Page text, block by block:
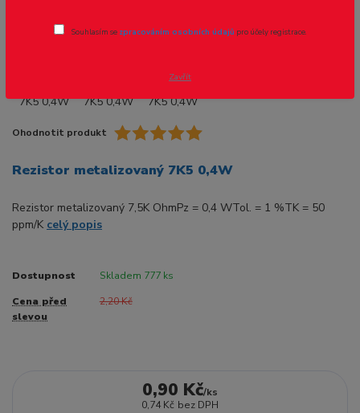
Ohodnotit produkt
Rezistor metalizovaný 7K5 0,4W
Rezistor metalizovaný 7,5K OhmPz = 0,4 WTol. = 1 %TK = 50
ppm/K celý popis
Dostupnost Skladem 777 ks
Cena před
slevou
2,20 Kč
0,90 Kč/ks
0,74 Kč bez DPH
Souhlasím se zpracováním osobních údajů pro účely registrace.
Zavřít